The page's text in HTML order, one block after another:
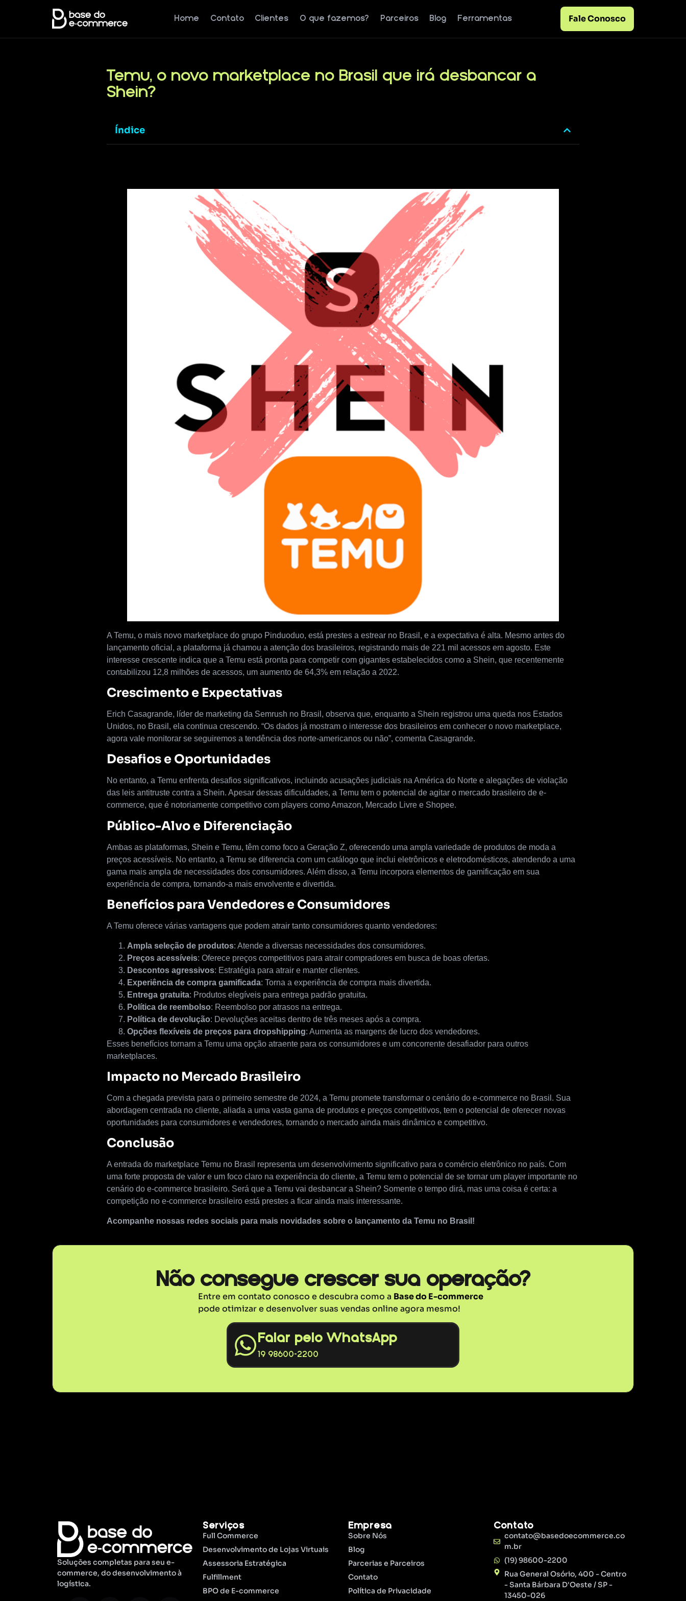
Home Contato Clientes O que fazemos? Parceiros Blog Ferramentas Fale Conosco
Temu, o novo marketplace no Brasil que irá desbancar a
Shein?
Índice
A Temu, o mais novo marketplace do grupo Pinduoduo, está prestes a estrear no Brasil, e a expectativa é alta. Mesmo antes do
lançamento oficial, a plataforma já chamou a atenção dos brasileiros, registrando mais de 221 mil acessos em agosto. Este
interesse crescente indica que a Temu está pronta para competir com gigantes estabelecidos como a Shein, que recentemente
contabilizou 12,8 milhões de acessos, um aumento de 64,3% em relação a 2022.
Crescimento e Expectativas
Erich Casagrande, líder de marketing da Semrush no Brasil, observa que, enquanto a Shein registrou uma queda nos Estados
Unidos, no Brasil, ela continua crescendo. “Os dados já mostram o interesse dos brasileiros em conhecer o novo marketplace,
agora vale monitorar se seguiremos a tendência dos norte-americanos ou não”, comenta Casagrande.
Desafios e Oportunidades
No entanto, a Temu enfrenta desafios significativos, incluindo acusações judiciais na América do Norte e alegações de violação
das leis antitruste contra a Shein. Apesar dessas dificuldades, a Temu tem o potencial de agitar o mercado brasileiro de e-
commerce, que é notoriamente competitivo com players como Amazon, Mercado Livre e Shopee.
Público-Alvo e Diferenciação
Ambas as plataformas, Shein e Temu, têm como foco a Geração Z, oferecendo uma ampla variedade de produtos de moda a
preços acessíveis. No entanto, a Temu se diferencia com um catálogo que inclui eletrônicos e eletrodomésticos, atendendo a uma
gama mais ampla de necessidades dos consumidores. Além disso, a Temu incorpora elementos de gamificação em sua
experiência de compra, tornando-a mais envolvente e divertida.
Benefícios para Vendedores e Consumidores
A Temu oferece várias vantagens que podem atrair tanto consumidores quanto vendedores:
Ampla seleção de produtos: Atende a diversas necessidades dos consumidores.
Preços acessíveis: Oferece preços competitivos para atrair compradores em busca de boas ofertas.
Descontos agressivos: Estratégia para atrair e manter clientes.
Experiência de compra gamificada: Torna a experiência de compra mais divertida.
Entrega gratuita: Produtos elegíveis para entrega padrão gratuita.
Política de reembolso: Reembolso por atrasos na entrega.
Política de devolução: Devoluções aceitas dentro de três meses após a compra.
Opções flexíveis de preços para dropshipping: Aumenta as margens de lucro dos vendedores.
Esses benefícios tornam a Temu uma opção atraente para os consumidores e um concorrente desafiador para outros
marketplaces.
Impacto no Mercado Brasileiro
Com a chegada prevista para o primeiro semestre de 2024, a Temu promete transformar o cenário do e-commerce no Brasil. Sua
abordagem centrada no cliente, aliada a uma vasta gama de produtos e preços competitivos, tem o potencial de oferecer novas
oportunidades para consumidores e vendedores, tornando o mercado ainda mais dinâmico e competitivo.
Conclusão
A entrada do marketplace Temu no Brasil representa um desenvolvimento significativo para o comércio eletrônico no país. Com
uma forte proposta de valor e um foco claro na experiência do cliente, a Temu tem o potencial de se tornar um player importante no
cenário do e-commerce brasileiro. Será que a Temu vai desbancar a Shein? Somente o tempo dirá, mas uma coisa é certa: a
competição no e-commerce brasileiro está prestes a ficar ainda mais interessante.
Acompanhe nossas redes sociais para mais novidades sobre o lançamento da Temu no Brasil!
Não consegue crescer sua operação?
Entre em contato conosco e descubra como a Base do E-commerce
pode otimizar e desenvolver suas vendas online agora mesmo!
Falar pelo WhatsApp
19 98600-2200
Soluções completas para seu e-
commerce, do desenvolvimento à
logística.
Serviços
Full Commerce
Desenvolvimento de Lojas Virtuais
Assessoria Estratégica
Fulfillment
BPO de E-commerce
Empresa
Sobre Nós
Blog
Parcerias e Parceiros
Contato
Política de Privacidade
Contato
contato@basedoecommerce.co
m.br
(19) 98600-2200
Rua General Osório, 400 - Centro
- Santa Bárbara D'Oeste / SP -
13450-026